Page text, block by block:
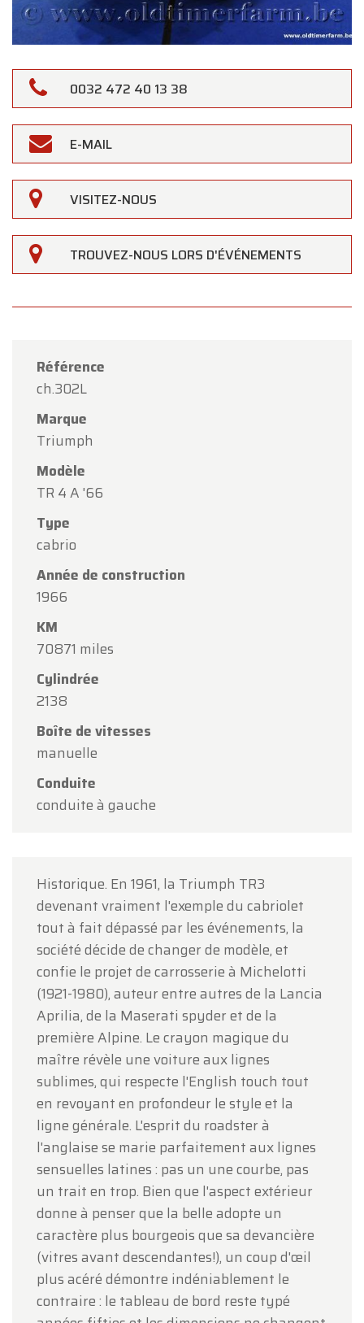
0032 472 40 13 38
E-MAIL
VISITEZ-NOUS
TROUVEZ-NOUS LORS D'ÉVÉNEMENTS
Référence
ch.302L
Marque
Triumph
Modèle
TR 4 A '66
Type
cabrio
Année de construction
1966
KM
70871 miles
Cylindrée
2138
Boîte de vitesses
manuelle
Conduite
conduite à gauche
Historique. En 1961, la Triumph TR3
devenant vraiment l'exemple du cabriolet
tout à fait dépassé par les événements, la
société décide de changer de modèle, et
confie le projet de carrosserie à Michelotti
(1921-1980), auteur entre autres de la Lancia
Aprilia, de la Maserati spyder et de la
première Alpine. Le crayon magique du
maître révèle une voiture aux lignes
sublimes, qui respecte l'English touch tout
en revoyant en profondeur le style et la
ligne générale. L'esprit du roadster à
l'anglaise se marie parfaitement aux lignes
sensuelles latines : pas un une courbe, pas
un trait en trop. Bien que l'aspect extérieur
donne à penser que la belle adopte un
caractère plus bourgeois que sa devancière
(vitres avant descendantes!), un coup d'œil
plus acéré démontre indéniablement le
contraire : le tableau de bord reste typé
Oldtimerfarm
Chers clients,
Oldtimerfarm sera
l'occasion de l'Assomption.
Notre showroom sera
lundi 10 août au vendredi 14 août
horaires habituels.
Le lundi 17 août, nous serons
uniquement sur rendez-vous
Merci de votre compréhension et au plaisir de
vous accueillir prochainement !